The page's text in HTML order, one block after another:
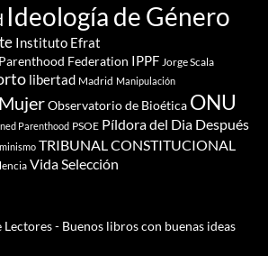
Ideología de Género
Instituto Efrat
Federation IPPF Jorge Scala
libertad Madrid Manipulación
MujerObservatorio de Bioética ONU
Parenthood PSOE Píldora del Dia Después
TRIBUNAL CONSTITUCIONAL
Vida Selección